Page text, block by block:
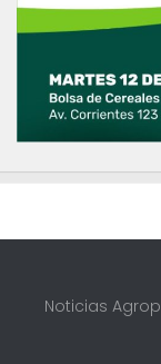
Noticias